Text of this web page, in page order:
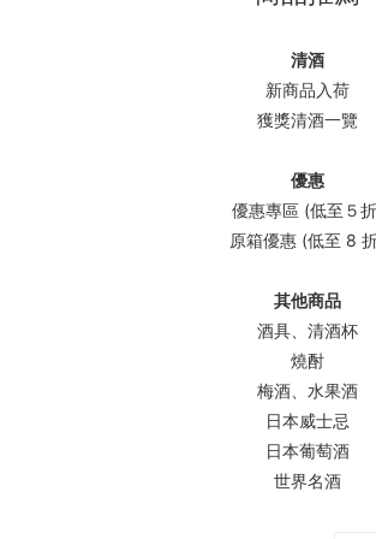
清酒
新商品入荷
獲獎清酒一覽
優惠
優惠專區 (低至５
原箱優惠 (低至 8
其他商品
酒具、清酒杯
燒酎
梅酒、水果酒
日本威士忌
日本葡萄酒
世界名酒